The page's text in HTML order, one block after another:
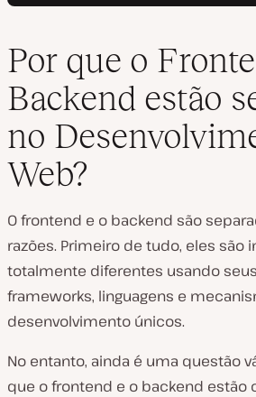
Por que o
Backend estão
no
Web?
O frontend e o backend são
razões. Primeiro de tudo, eles são
totalmente diferentes usando
frameworks, linguagens e
desenvolvimento únicos.
No entanto, ainda é uma questão
que o frontend e o backend estão